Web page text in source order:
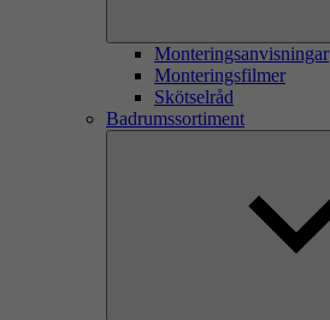
Monteringsanvisningar
Monteringsfilmer
Skötselråd
Badrumssortiment